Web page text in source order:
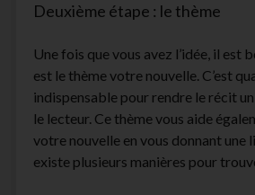
Deuxième étape : le thème
Une fois que vous avez l’idée, il est
est le thème votre nouvelle. C’est
indispensable pour rendre le récit
le lecteur. Ce thème vous aide
votre nouvelle en vous donnant une
existe plusieurs manières pour